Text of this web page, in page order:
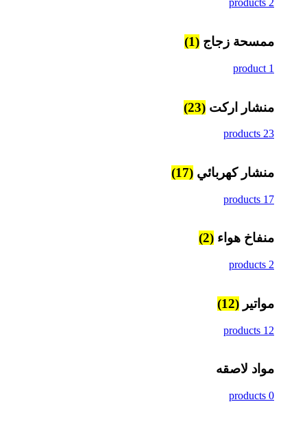
2 products
ممسحة زجاج (1)
1 product
منشار اركت (23)
23 products
منشار كهربائي (17)
17 products
منفاخ هواء (2)
2 products
مواتير (12)
12 products
مواد لاصقه
0 products